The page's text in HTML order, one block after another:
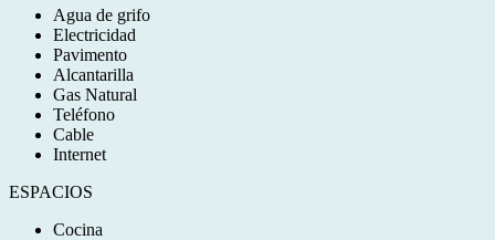
Agua de grifo
Electricidad
Pavimento
Alcantarilla
Gas Natural
Teléfono
Cable
Internet
ESPACIOS
Cocina